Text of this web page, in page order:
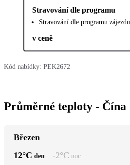
Stravování dle programu
Stravování dle programu zájezdu.
v ceně
Kód nabídky: PEK2672
Průměrné teploty - Čína
Březen
12°C den -2°C noc